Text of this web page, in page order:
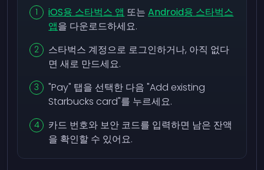
iOS용 스타벅스 앱 또는Android용 스타벅스
앱을 다운로드하세요.
스타벅스 계정으로 로그인하거나, 아직 없다
면 새로 만드세요.
"Pay" 탭을 선택한 다음 "Add existing
Starbucks card"를 누르세요.
카드 번호와 보안 코드를 입력하면 남은 잔액
을 확인할 수 있어요.